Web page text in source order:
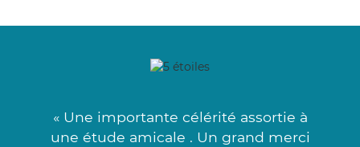
« Une importante célérité assortie à
une étude amicale . Un grand merci